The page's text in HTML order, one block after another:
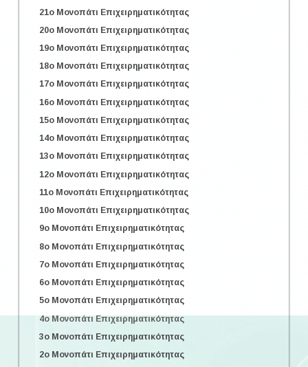
21o Μονοπάτι Επιχειρηματικότητας
20o Μονοπάτι Επιχειρηματικότητας
19o Μονοπάτι Επιχειρηματικότητας
18o Μονοπάτι Επιχειρηματικότητας
17o Μονοπάτι Επιχειρηματικότητας
16o Μονοπάτι Επιχειρηματικότητας
15o Μονοπάτι Επιχειρηματικότητας
14o Μονοπάτι Επιχειρηματικότητας
13o Μονοπάτι Επιχειρηματικότητας
12o Μονοπάτι Επιχειρηματικότητας
11o Μονοπάτι Επιχειρηματικότητας
10o Μονοπάτι Επιχειρηματικότητας
9o Μονοπάτι Επιχειρηματικότητας
8o Μονοπάτι Επιχειρηματικότητας
7o Μονοπάτι Επιχειρηματικότητας
6o Μονοπάτι Επιχειρηματικότητας
5o Μονοπάτι Επιχειρηματικότητας
4o Μονοπάτι Επιχειρηματικότητας
3o Μονοπάτι Επιχειρηματικότητας
2o Μονοπάτι Επιχειρηματικότητας